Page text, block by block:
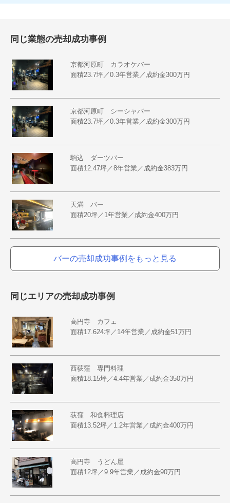
同じ業態の売却成功事例
京都河原町 カラオケバー
面積23.7坪／0.3年営業／成約金300万円
京都河原町 シーシャバー
面積23.7坪／0.3年営業／成約金300万円
駒込 ダーツバー
面積12.47坪／8年営業／成約金383万円
天満 バー
面積20坪／1年営業／成約金400万円
バーの売却成功事例をもっと見る
同じエリアの売却成功事例
高円寺 カフェ
面積17.624坪／14年営業／成約金51万円
西荻窪 専門料理
面積18.15坪／4.4年営業／成約金350万円
荻窪 和食料理店
面積13.52坪／1.2年営業／成約金400万円
高円寺 うどん屋
面積12坪／9.9年営業／成約金90万円